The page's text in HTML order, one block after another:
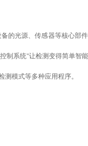
的光源、传感器等核心部
制系统"让检测变得简单智
测模式等多种应用程序。